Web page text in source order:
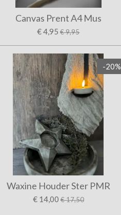
Canvas Prent A4 Mus
€ 4,95 € 9,95
-20%
Waxine Houder Ster PMR
€ 14,00 € 17,50